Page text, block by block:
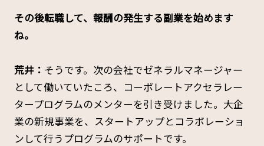
――その後転職して、報酬の発生する副業を始めます
ね。
荒井： そうです。次の会社でゼネラルマネージャー
として働いていたころ、コーポレートアクセラレー
タープログラムのメンターを引き受けました。大企
業の新規事業を、スタートアップとコラボレーショ
ンして行うプログラムのサポートです。